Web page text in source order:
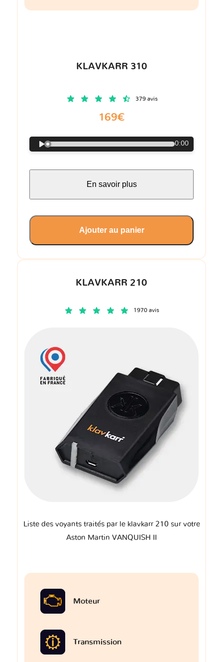
KLAVKARR 210
1970 avis
Liste des voyants traités par le klavkarr 210 sur votre
Aston Martin VANQUISH II
Moteur
Transmission
KLAVKARR 310
379 avis
169€
0:00
En savoir plus
Ajouter au panier